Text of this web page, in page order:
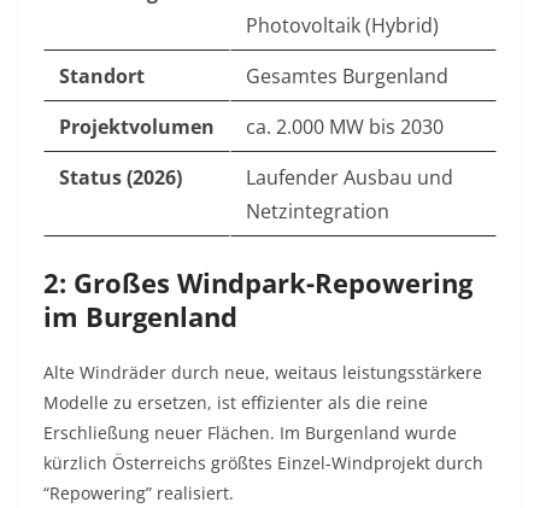
Photovoltaik (Hybrid)
Standort
Gesamtes Burgenland
Projektvolumen
ca. 2.000 MW bis 2030
Status (2026)
Laufender Ausbau und
Netzintegration
2: Großes Windpark-Repowering
im Burgenland
Alte Windräder durch neue, weitaus leistungsstärkere
Modelle zu ersetzen, ist effizienter als die reine
Erschließung neuer Flächen. Im Burgenland wurde
kürzlich Österreichs größtes Einzel-Windprojekt durch
“Repowering” realisiert.